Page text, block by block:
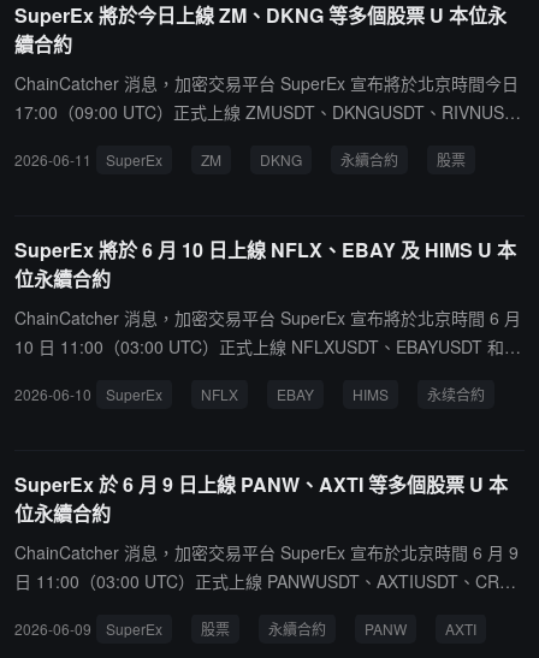
SuperEx 將於今日上線 ZM、DKNG 等多個股票 U 本位永
續合約
ChainCatcher 消息，加密交易平台 SuperEx 宣布將於北京時間今日
17:00（09:00 UTC）正式上線 ZMUSDT、DKNGUSDT、RIVNUSD
述新上線的合約交易對均支持全倉、逐倉及分倉模式，用戶可通過 S
2026-06-11 SuperEx ZM DKNG 永續合約 股票
SuperEx 將於 6 月 10 日上線 NFLX、EBAY 及 HIMS U 本
位永續合約
ChainCatcher 消息，加密交易平台 SuperEx 宣布將於北京時間 6 月
10 日 11:00（03:00 UTC）正式上線 NFLXUSDT、EBAYUSDT 和 H
均支持全倉、逐倉及分倉模式，用戶可通過 SuperEx 的 Web 端及 A
2026-06-10 SuperEx NFLX EBAY HIMS 永续合約
SuperEx 於 6 月 9 日上線 PANW、AXTI 等多個股票 U 本
位永續合約
ChainCatcher 消息，加密交易平台 SuperEx 宣布於北京時間 6 月 9
日 11:00（03:00 UTC）正式上線 PANWUSDT、AXTIUSDT、CRDO
悉，上述新上線的合約交易對均支持全倉、逐倉及分倉模式，用戶可
2026-06-09 SuperEx 股票 永續合約 PANW AXTI